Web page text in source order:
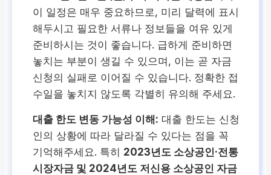
이 일정은 매우 중요하므로, 미리 달력에 표시
해두시고 필요한 서류나 정보들을 여유 있게
준비하시는 것이 좋습니다. 급하게 준비하면
놓치는 부분이 생길 수 있으며, 이는 곧 자금
신청의 실패로 이어질 수 있습니다. 정확한 접
수일을 놓치지 않도록 각별히 유의해 주세요.
대출 한도 변동 가능성 이해: 대출 한도는 신청
인의 상황에 따라 달라질 수 있다는 점을 꼭
기억해주세요. 특히 2023년도 소상공인·전통
시장자금 및 2024년도 저신용 소상공인 자금